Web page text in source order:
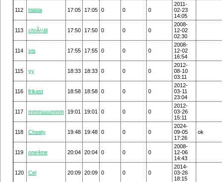
112 blabla 17:05 17:05 0 0 0
2011-
02-23
14:05
113 chrÃ¼tli 17:50 17:50 0 0 0
2008-
12-02
02:30
114 sts 17:55 17:55 0 0 0
2008-
12-02
16:54
115 yy 18:33 18:33 0 0 0
2012-
08-10
03:11
116 frikast 18:58 18:58 0 0 0
2012-
03-11
23:04
117 mmmuuummm 19:01 19:01 0 0 0
2012-
03-26
15:11
118 Cheaty 19:48 19:48 0 0 0
2024-
09-05
17:26
ok
119 one4me 20:04 20:04 0 0 0
2008-
12-06
14:43
120 Cel 20:09 20:09 0 0 0
2014-
03-26
18:15